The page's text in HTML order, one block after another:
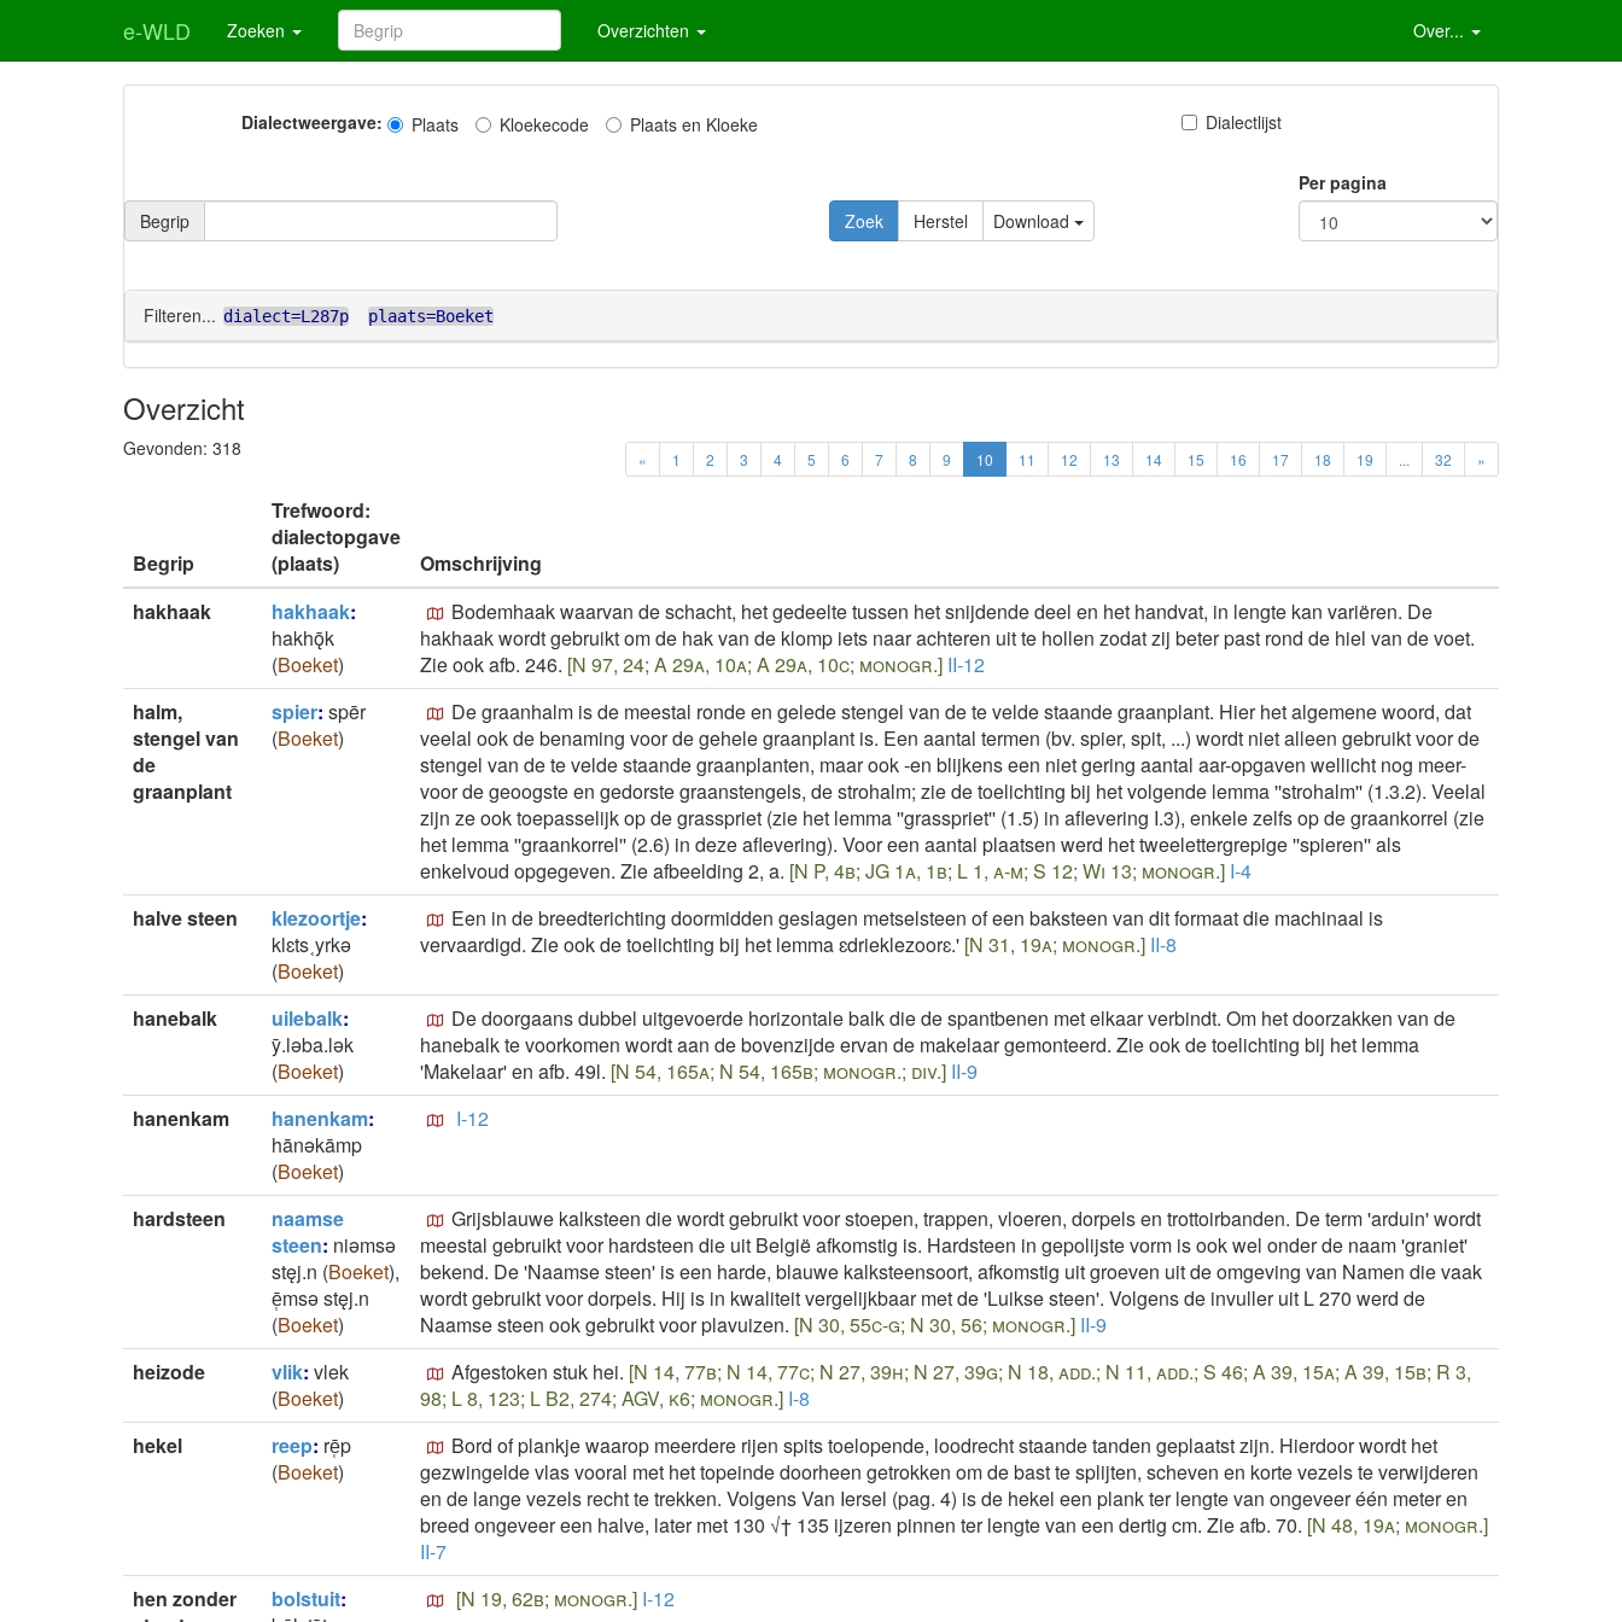
e-WLD Zoeken Overzichten Over...
Dialectweergave: Plaats Kloekecode Plaats en Kloeke Dialectlijst
Begrip Zoek Herstel Download
Per pagina
Filteren... dialect=L287p plaats=Boeket
Overzicht
Gevonden: 318 « 1 2 3 4 5 6 7 8 9 10 11 12 13 14 15 16 17 18 19 ... 32 »
Begrip
Trefwoord:
dialectopgave
(plaats)
Omschrijving
hakhaak
hakhaak:
hakhǭk
(Boeket)
Bodemhaak waarvan de schacht, het gedeelte tussen het snijdende deel en het handvat, in lengte kan variëren. De
hakhaak wordt gebruikt om de hak van de klomp iets naar achteren uit te hollen zodat zij beter past rond de hiel van de voet.
Zie ook afb. 246. [N 97, 24; A 29a, 10a; A 29a, 10c; monogr.] II-12
halm,
stengel van
de
graanplant
spier: spēr
(Boeket)
De graanhalm is de meestal ronde en gelede stengel van de te velde staande graanplant. Hier het algemene woord, dat
veelal ook de benaming voor de gehele graanplant is. Een aantal termen (bv. spier, spit, ...) wordt niet alleen gebruikt voor de
stengel van de te velde staande graanplanten, maar ook -en blijkens een niet gering aantal aar-opgaven wellicht nog meer-
voor de geoogste en gedorste graanstengels, de strohalm; zie de toelichting bij het volgende lemma ''strohalm'' (1.3.2). Veelal
zijn ze ook toepasselijk op de grasspriet (zie het lemma ''grasspriet'' (1.5) in aflevering I.3), enkele zelfs op de graankorrel (zie
het lemma ''graankorrel'' (2.6) in deze aflevering). Voor een aantal plaatsen werd het tweelettergrepige ''spieren'' als
enkelvoud opgegeven. Zie afbeelding 2, a. [N P, 4b; JG 1a, 1b; L 1, a-m; S 12; Wi 13; monogr.] I-4
halve steen
klezoortje:
klɛts˱yrkǝ
(Boeket)
Een in de breedterichting doormidden geslagen metselsteen of een baksteen van dit formaat die machinaal is
vervaardigd. Zie ook de toelichting bij het lemma ɛdrieklezoorɛ.' [N 31, 19a; monogr.] II-8
hanebalk uilebalk:
ȳ.lǝba.lǝk
(Boeket)
De doorgaans dubbel uitgevoerde horizontale balk die de spantbenen met elkaar verbindt. Om het doorzakken van de
hanebalk te voorkomen wordt aan de bovenzijde ervan de makelaar gemonteerd. Zie ook de toelichting bij het lemma
'Makelaar' en afb. 49l. [N 54, 165a; N 54, 165b; monogr.; div.] II-9
hanenkam
hanenkam:
hānǝkāmp
(Boeket)
I-12
hardsteen
naamse
steen: niǝmsǝ
stęj.n (Boeket),
ē̜msǝ stęj.n
(Boeket)
Grijsblauwe kalksteen die wordt gebruikt voor stoepen, trappen, vloeren, dorpels en trottoirbanden. De term 'arduin' wordt
meestal gebruikt voor hardsteen die uit België afkomstig is. Hardsteen in gepolijste vorm is ook wel onder de naam 'graniet'
bekend. De 'Naamse steen' is een harde, blauwe kalksteensoort, afkomstig uit groeven uit de omgeving van Namen die vaak
wordt gebruikt voor dorpels. Hij is in kwaliteit vergelijkbaar met de 'Luikse steen'. Volgens de invuller uit L 270 werd de
Naamse steen ook gebruikt voor plavuizen. [N 30, 55c-g; N 30, 56; monogr.] II-9
heizode
vlik: vlek
(Boeket)
Afgestoken stuk hei. [N 14, 77b; N 14, 77c; N 27, 39h; N 27, 39g; N 18, add.; N 11, add.; S 46; A 39, 15a; A 39, 15b; R 3,
98; L 8, 123; L B2, 274; AGV, k6; monogr.] I-8
hekel
reep: rē̜p
(Boeket)
Bord of plankje waarop meerdere rijen spits toelopende, loodrecht staande tanden geplaatst zijn. Hierdoor wordt het
gezwingelde vlas vooral met het topeinde doorheen getrokken om de bast te splijten, scheven en korte vezels te verwijderen
en de lange vezels recht te trekken. Volgens Van Iersel (pag. 4) is de hekel een plank ter lengte van ongeveer één meter en
breed ongeveer een halve, later met 130 √† 135 ijzeren pinnen ter lengte van een dertig cm. Zie afb. 70. [N 48, 19a; monogr.]
II-7
hen zonder
bolstuit:
[N 19, 62b; monogr.] I-12